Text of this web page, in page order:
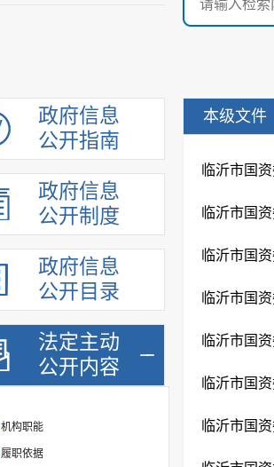
政府信息
公开指南
政府信息
公开制度
政府信息
公开目录
法定主动
公开内容
机构职能
履职依据
本级文件
临沂市国
临沂市国
临沂市国
临沂市国